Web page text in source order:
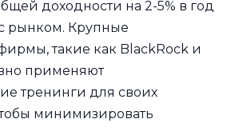
доходности на 2-5% в год
рынком. Крупные
такие как BlackRock и
применяют
тренинги для своих
минимизировать